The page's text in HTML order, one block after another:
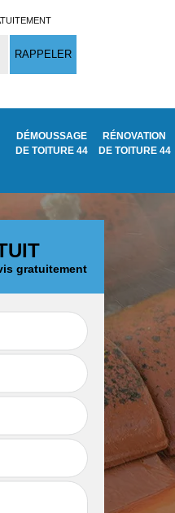
DÉMOUSSAGE
DE TOITURE 44
RÉNOVATION
DE TOITURE 44
nettoyage de tuile
44
gratuitement